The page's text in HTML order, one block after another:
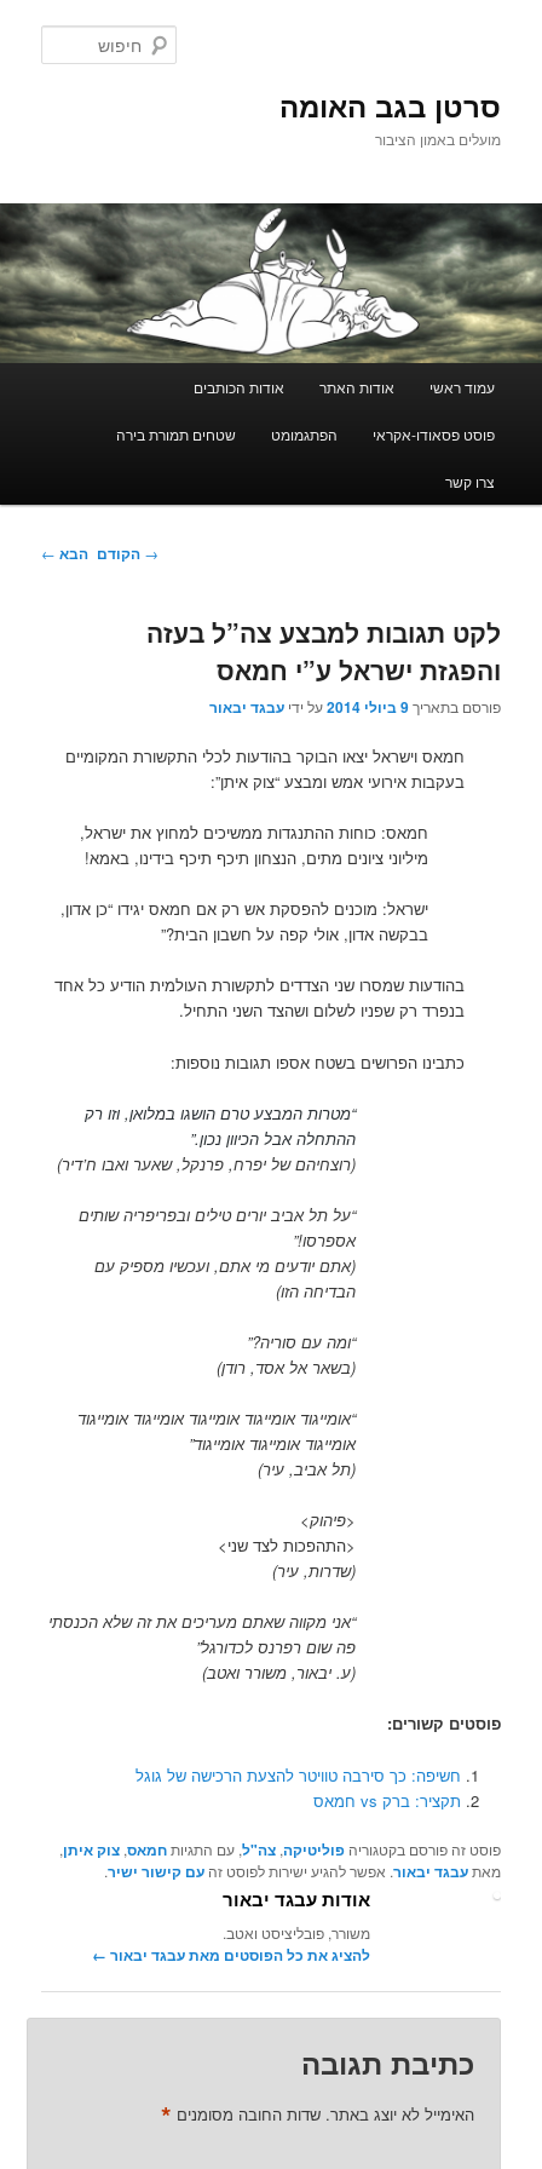
סרטן בגב האומה
מועלים באמון הציבור
עמוד ראשי אודות האתר אודות הכותבים
פוסט פסאודו-אקראי הפתגמומט שטחים תמורת בירה
צרו קשר
ניווט
→ הקודם הבא ←
לקט תגובות למבצע צה”ל בעזה
והפגזת ישראל ע”י חמאס
פורסם בתאריך9 ביולי 2014 על ידיעבגד יבאור
חמאס וישראל יצאו הבוקר בהודעות לכלי התקשורת המקומיים
בעקבות אירועי אמש ומבצע “צוק איתן”:
חמאס: כוחות ההתנגדות ממשיכים למחוץ את ישראל,
מיליוני ציונים מתים, הנצחון תיכף תיכף בידינו, באמא!
ישראל: מוכנים להפסקת אש רק אם חמאס יגידו “כן אדון,
בבקשה אדון, אולי קפה על חשבון הבית?”
בהודעות שמסרו שני הצדדים לתקשורת העולמית הודיע כל אחד
בנפרד רק שפניו לשלום ושהצד השני התחיל.
כתבינו הפרושים בשטח אספו תגובות נוספות:
“מטרות המבצע טרם הושגו במלואן, וזו רק
ההתחלה אבל הכיוון נכון.”
(רוצחיהם של יפרח, פרנקל, שאער ואבו ח’דיר)
“על תל אביב יורים טילים ובפריפריה שותים
אספרסו!”
(אתם יודעים מי אתם, ועכשיו מספיק עם
הבדיחה הזו)
“ומה עם סוריה?”
(בשאר אל אסד, רודן)
“אומייגוד אומייגוד אומייגוד אומייגוד אומייגוד
אומייגוד אומייגוד אומייגוד”
(תל אביב, עיר)
<פיהוק>
<התהפכות לצד שני>
(שדרות, עיר)
“אני מקווה שאתם מעריכים את זה שלא הכנסתי
פה שום רפרנס לכדורגל”
(ע. יבאור, משורר ואטב)
פוסטים קשורים:
חשיפה: כך סירבה טוויטר להצעת הרכישה של גוגל
תקציר: ברק vs חמאס
פוסט זה פורסם בקטגוריהפוליטיקה,צה"ל, עם התגיותחמאס,צוק איתן,
מאתעבגד יבאור. אפשר להגיע ישירות לפוסט זהעם קישור ישיר.
אודות עבגד יבאור
משורר, פובליציסט ואטב.
להציג את כל הפוסטים מאת עבגד יבאור‏ ←
כתיבת תגובה
האימייל לא יוצג באתר. שדות החובה מסומנים *